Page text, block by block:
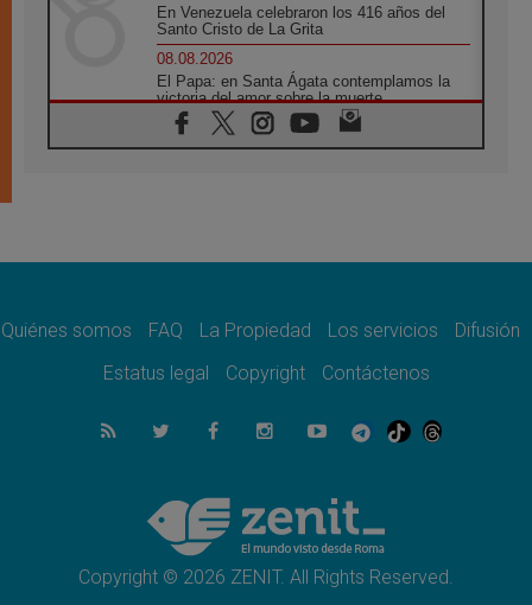
En Venezuela celebraron los 416 años del
Santo Cristo de La Grita
08.08.2026
El Papa: en Santa Ágata contemplamos la
victoria del amor sobre la muerte
08.08.2026
León XIV visitará el Santuario de la Madre
07.08.2026
07.08.2026
el compromiso del cristiano"
La matanza de niños en Gaza no cesa: 300
muertos en 300 días
Tagle: La guerra desfigura el mundo, solo la
revelación de Dios lo transfigura
Quiénes somos FAQ La Propiedad Los servicios
Difusión
Estatus legal
Copyright Contáctenos
Copyright © 2026 ZENIT. All Rights Reserved.